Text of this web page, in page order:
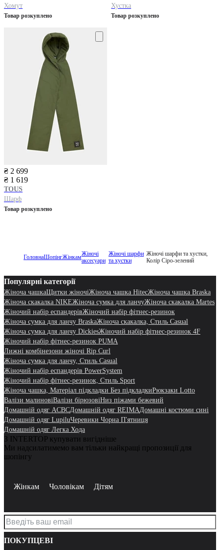
Хомут
Товар розкуплено
Хустка
Товар розкуплено
₴ 2 699
₴ 1 619
TOUS
Шарф
Товар розкуплено
ГоловнаШопінгЖінкамЖіночі
аксесуари
Жіночі шарфи
та хустки
Жіночі шарфи та хустки,
Колір Сіро-зелений
Популярні категорії
Жіноча чашкаЩитки жіночіЖіноча чашка HitecЖіноча чашка Braska
Жіноча скакалка NIKEЖіноча сумка для ланчуЖіноча скакалка Martes
Жіночий набір еспандерівЖіночий набір фітнес-резинок
Жіноча сумка для ланчу BraskaЖіноча скакалка, Стиль Casual
Жіноча сумка для ланчу DickiesЖіночий набір фітнес-резинок 4F
Жіночий набір фітнес-резинок PUMA
Лижні комбінезони жіночі Rip Curl
Жіноча сумка для ланчу, Стиль Casual
Жіночий набір еспандерів PowerSystem
Жіночий набір фітнес-резинок, Стиль Sport
Жіноча чашка, Матеріал підкладки Без підкладкиРюкзаки Lotto
Валізи малиновіВалізи бірюзовіНиз піжами бежевий
Домашній одяг ACBCДомашній одяг REIMAДомашні костюми сині
Домашній одяг LupiluЧеревики Чорна П'ятниця
Домашній одяг Легка Хода
З INTERTOP купувати вигідніше
Ми надсилатимемо вам тільки найкращі пропозиції для
шопінгу
Жінкам Чоловікам Дітям
ПОКУПЦЕВІ